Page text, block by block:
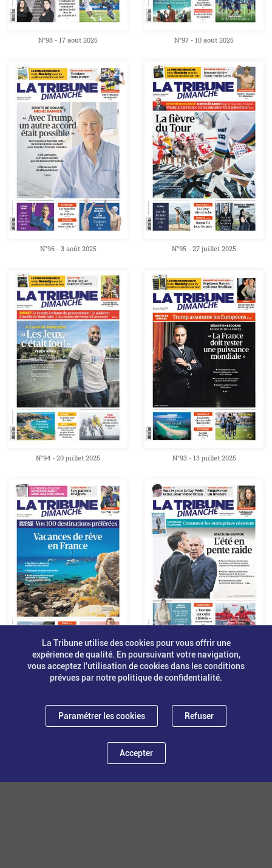
N°98 - 17 août 2025 N°97 - 10 août 2025
N°96 - 3 août 2025 N°95 - 27 juillet 2025
N°94 - 20 juillet 2025 N°93 - 13 juillet 2025
N°92 - 6 juillet 2025 N°91 - 29 juin 2025
La Tribune utilise des cookies pour vous offrir une
expérience de qualité. En poursuivant votre navigation,
vous acceptez l'utilisation de cookies dans les conditions
prévues par notre politique de confidentialité.
Paramétrer les cookies Refuser
Accepter